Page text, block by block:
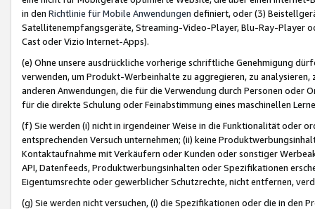
in den Richtlinie für Mobile Anwendungen definiert, oder (3)
Satellitenempfangsgeräte, Streaming-Video-Player, Blu-Ray-Player
Cast oder Vizio Internet-Apps).
(e) Ohne unsere ausdrückliche vorherige schriftliche Genehmigung
verwenden, um Produkt-Werbeinhalte zu aggregieren, zu
anderen Anwendungen, die für die Verwendung durch Personen
für die direkte Schulung oder Feinabstimmung eines maschinellen
(f) Sie werden (i) nicht in irgendeiner Weise in die Funktionalität oder
entsprechenden Versuch unternehmen; (ii) keine
Kontaktaufnahme mit Verkäufern oder Kunden oder sonstiger
API, Datenfeeds, Produktwerbungsinhalten oder Spezifikationen
Eigentumsrechte oder gewerblicher Schutzrechte, nicht entfernen,
(g) Sie werden nicht versuchen, (i) die Spezifikationen oder die in